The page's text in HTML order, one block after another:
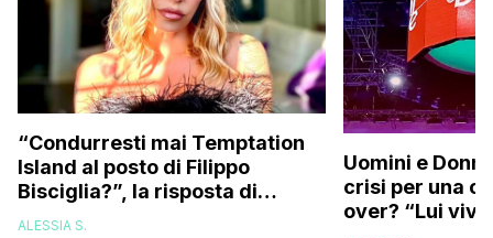
“Condurresti mai Temptation
Island al posto di Filippo
Bisciglia?”, la risposta di
Karina Cascella: “Andrei di
ALESSIA S.
Uomini e
crisi per una
over? “Lui